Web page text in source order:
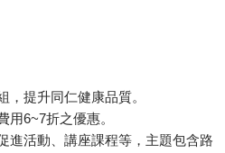
提升同仁健康品質。
6~7折之優惠。
進活動、講座課程等，主題包含路